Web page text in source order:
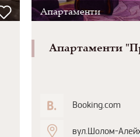
Апартаменти
Апартаменти
Booking.com
вул.Шолом-